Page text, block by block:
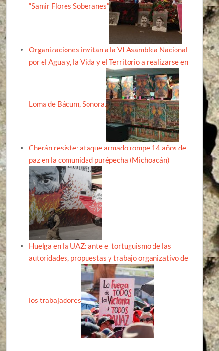
“Samir Flores Soberanes”
Organizaciones invitan a la VI Asamblea Nacional
por el Agua y, la Vida y el Territorio a realizarse en
Loma de Bácum, Sonora.
Cherán resiste: ataque armado rompe 14 años de
paz en la comunidad purépecha (Michoacán)
Huelga en la UAZ: ante el tortuguismo de las
autoridades, propuestas y trabajo organizativo de
los trabajadores